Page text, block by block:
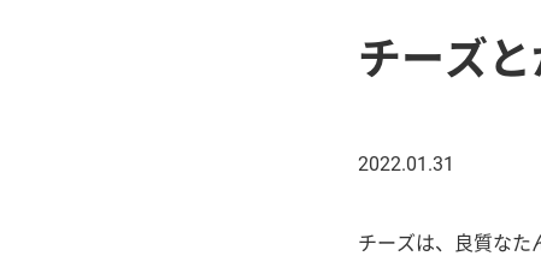
チーズ
2022.01.31
チーズは、良質なた